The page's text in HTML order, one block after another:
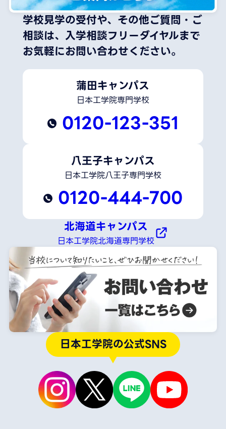
学校見学の受付や、その他ご質問・ご
相談は、 入学相談フリーダイヤルまで
お気軽にお問い合わせください。
蒲田キャンパス
日本工学院専門学校
0120-123-351
八王子キャンパス
日本工学院八王子専門学校
0120-444-700
北海道キャンパス
日本工学院北海道専門学校
日本工学院の公式SNS